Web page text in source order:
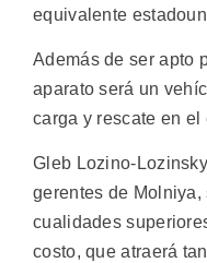
equivalente
Además de ser apto
aparato será un
carga y rescate en el
Gleb Lozino-
gerentes de
cualidades
costo, que atraerá